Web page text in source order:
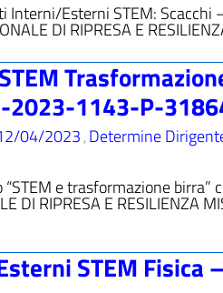
Interni/Esterni STEM:
DI RIPRESA E
2023-1143-P-
04/2023, Determine
e trasformazione birra”
DI RIPRESA E RESILIENZA
STEM Fisica